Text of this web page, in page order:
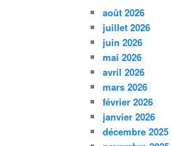
août 2026
juillet 2026
juin 2026
mai 2026
avril 2026
mars 2026
février 2026
janvier 2026
décembre 2025